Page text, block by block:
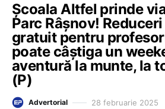
Școala Altfel prinde
Parc Râșnov!
gratuit pentru
poate câștiga un
aventură la munte, la
(P)
Advertorial 28 februarie 2025